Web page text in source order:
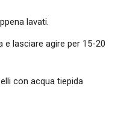
lavati.
e lasciare agire per 15-20
con acqua tiepida